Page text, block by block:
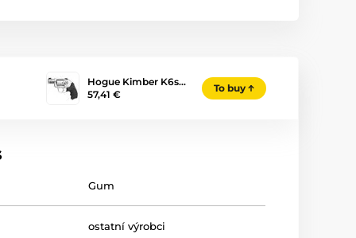
Hogue Kimber K6s…
57,41 €
To buy
Gum
ostatní výrobci